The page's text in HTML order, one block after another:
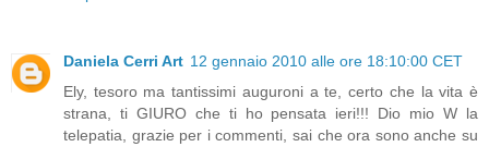
Daniela Cerri Art 12 gennaio 2010 alle ore 18:10:00 CET
Ely, tesoro ma tantissimi auguroni a te, certo che la vita è
strana, ti GIURO che ti ho pensata ieri!!! Dio mio W la
telepatia, grazie per i commenti, sai che ora sono anche su